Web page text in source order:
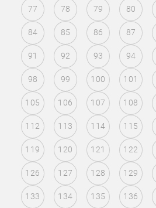
77 78 79 80
84 85 86 87
91 92 93 94
98 99 100 101
105 106 107 108
112 113 114 115
119 120 121 122
126 127 128 129
133 134 135 136